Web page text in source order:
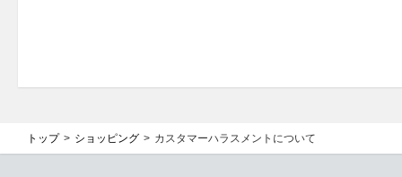
トップ ショッピング カスタマーハラスメントについて